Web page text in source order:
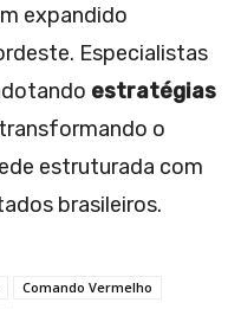
expandido
Especialistas
estratégias
o
estruturada com
brasileiros.
Comando Vermelho